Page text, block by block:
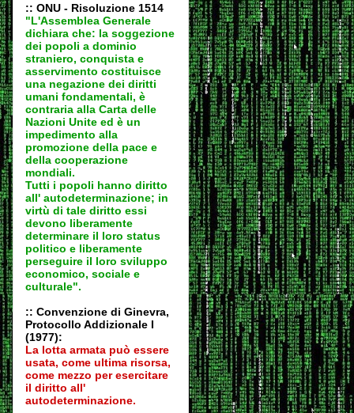
:: ONU - Risoluzione 1514
"L'Assemblea Generale
dichiara che: la soggezione
dei popoli a dominio
straniero, conquista e
asservimento costituisce
una negazione dei diritti
umani fondamentali, è
contraria alla Carta delle
Nazioni Unite ed è un
impedimento alla
promozione della pace e
della cooperazione
mondiali.
Tutti i popoli hanno diritto
all' autodeterminazione; in
virtù di tale diritto essi
devono liberamente
determinare il loro status
politico e liberamente
perseguire il loro sviluppo
economico, sociale e
culturale".
:: Convenzione di Ginevra,
Protocollo Addizionale I
(1977):
La lotta armata può essere
usata, come ultima risorsa,
come mezzo per esercitare
il diritto all'
autodeterminazione.